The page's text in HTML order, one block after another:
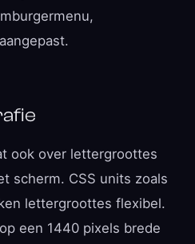
ook over lettergroottes
scherm. CSS units zoals
lettergroottes flexibel.
een 1440 pixels brede